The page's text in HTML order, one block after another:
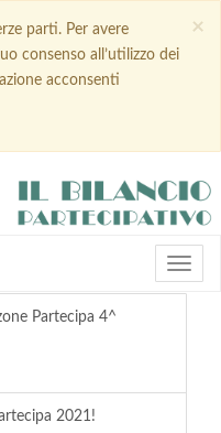
×
parti. Per avere
consenso all’utilizzo dei
acconsenti
Partecipa 4^
2021!